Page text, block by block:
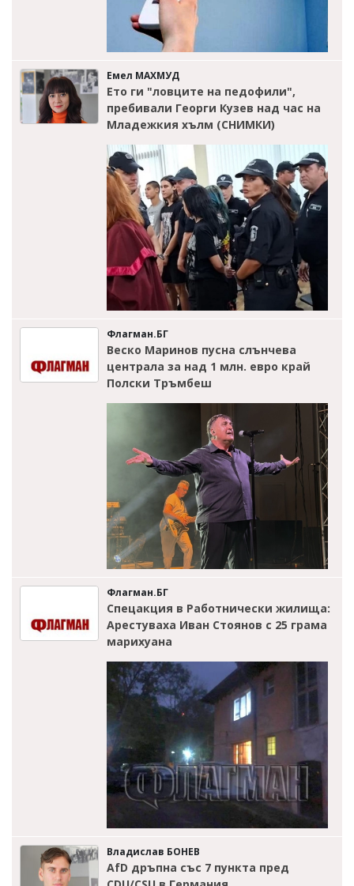
Емел МАХМУД
Ето ги "ловците на педофили",
пребивали Георги Кузев над час на
Младежкия хълм (СНИМКИ)
Флагман.БГ
Веско Маринов пусна слънчева
централа за над 1 млн. евро край
Полски Тръмбеш
Флагман.БГ
Спецакция в Работнически жилища:
Арестуваха Иван Стоянов с 25 грама
марихуана
Владислав БОНЕВ
AfD дръпна със 7 пункта пред